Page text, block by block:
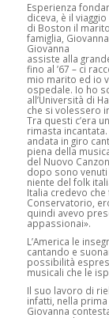
Esperienza
diceva, è il
di Boston il
famiglia,
Giovanna
assiste alla
fino al ’67 – ci
mio marito ed io
ospedale. Io ho
all’Università di
che si volessero
Tra questi c’era
rimasta
andata in giro
piena della
del Nuovo
dopo sono
niente del folk
Italia credevo
Conservatorio,
quindi avevo
appassionai».
L’America le
cantando e
possibilità
musicali che le
Il suo lavoro di
infatti, nella
Giovanna